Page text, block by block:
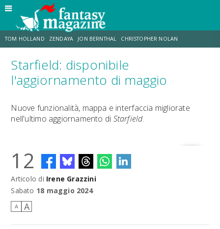
TOM HOLLAND ZENDAYA JON BERNTHAL CHRISTOPHER NOLAN
STRANIMONDI LUCCA COMICS & GAMES ODISSEA
Starfield: disponibile
l'aggiornamento di maggio
Nuove funzionalità, mappa e interfaccia migliorate
nell'ultimo aggiornamento di Starfield.
12
Articolo di Irene Grazzini
Sabato 18 maggio 2024
A A